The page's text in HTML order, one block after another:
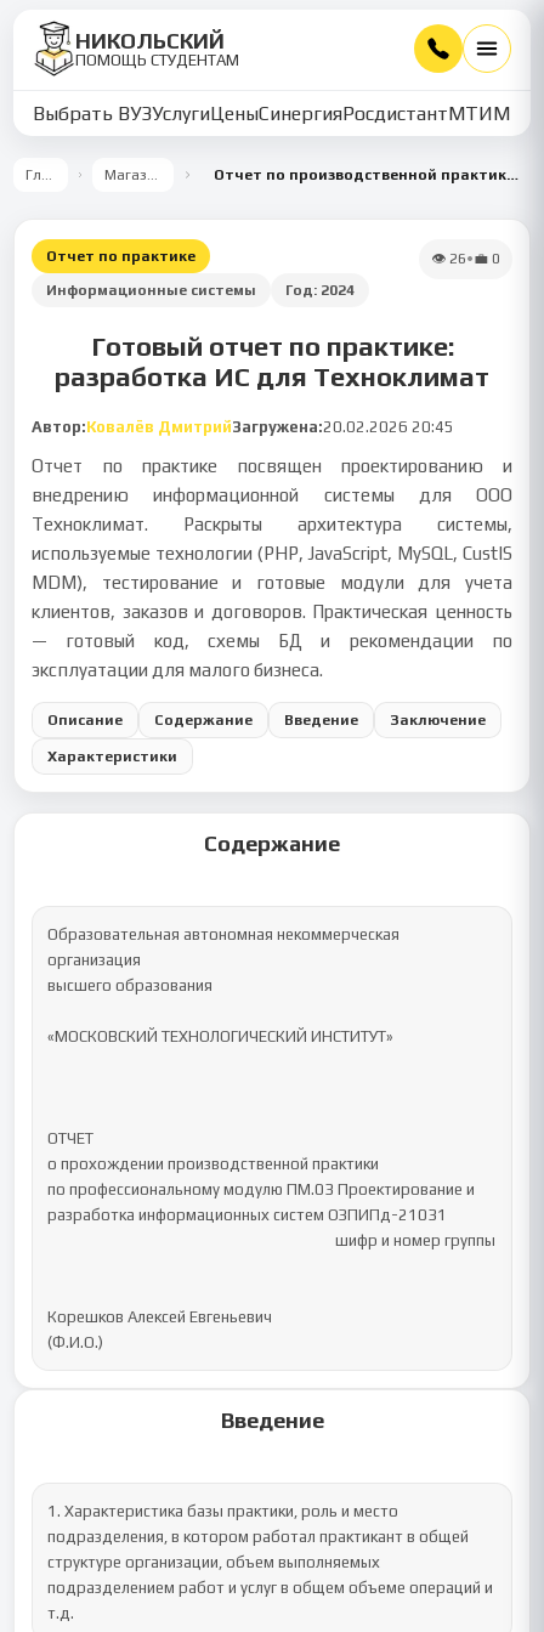
НИКОЛЬСКИЙ
ПОМОЩЬ СТУДЕНТАМ
Выбрать ВУЗУслугиЦеныСинергияРосдистантМТИММУ
Главная Магазин работ Отчет по производственной практике: разработка ИС для ООО Техноклимат
Отчет по практике
Информационные системы
Год: 2024
👁 26•💼 0
Готовый отчет по практике:
разработка ИС для Техноклимат
Автор:Ковалёв ДмитрийЗагружена:20.02.2026 20:45
Отчет по практике посвящен проектированию и
внедрению информационной системы для ООО
Техноклимат. Раскрыты архитектура системы,
используемые технологии (PHP, JavaScript, MySQL, CustIS
MDM), тестирование и готовые модули для учета
клиентов, заказов и договоров. Практическая ценность
— готовый код, схемы БД и рекомендации по
эксплуатации для малого бизнеса.
Описание Содержание Введение Заключение
Характеристики
Содержание
Образовательная автономная некоммерческая
организация
высшего образования
«МОСКОВСКИЙ ТЕХНОЛОГИЧЕСКИЙ ИНСТИТУТ»
ОТЧЕТ
о прохождении производственной практики
по профессиональному модулю ПМ.03 Проектирование и
разработка информационных систем ОЗПИПд-21031
                                                                               шифр и номер группы
Корешков Алексей Евгеньевич
(Ф.И.О.)
Введение
1. Характеристика базы практики, роль и место
подразделения, в котором работал практикант в общей
структуре организации, объем выполняемых
подразделением работ и услуг в общем объеме операций и
т.д.